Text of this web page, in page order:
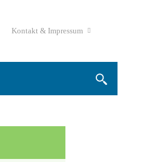
Kontakt & Impressum